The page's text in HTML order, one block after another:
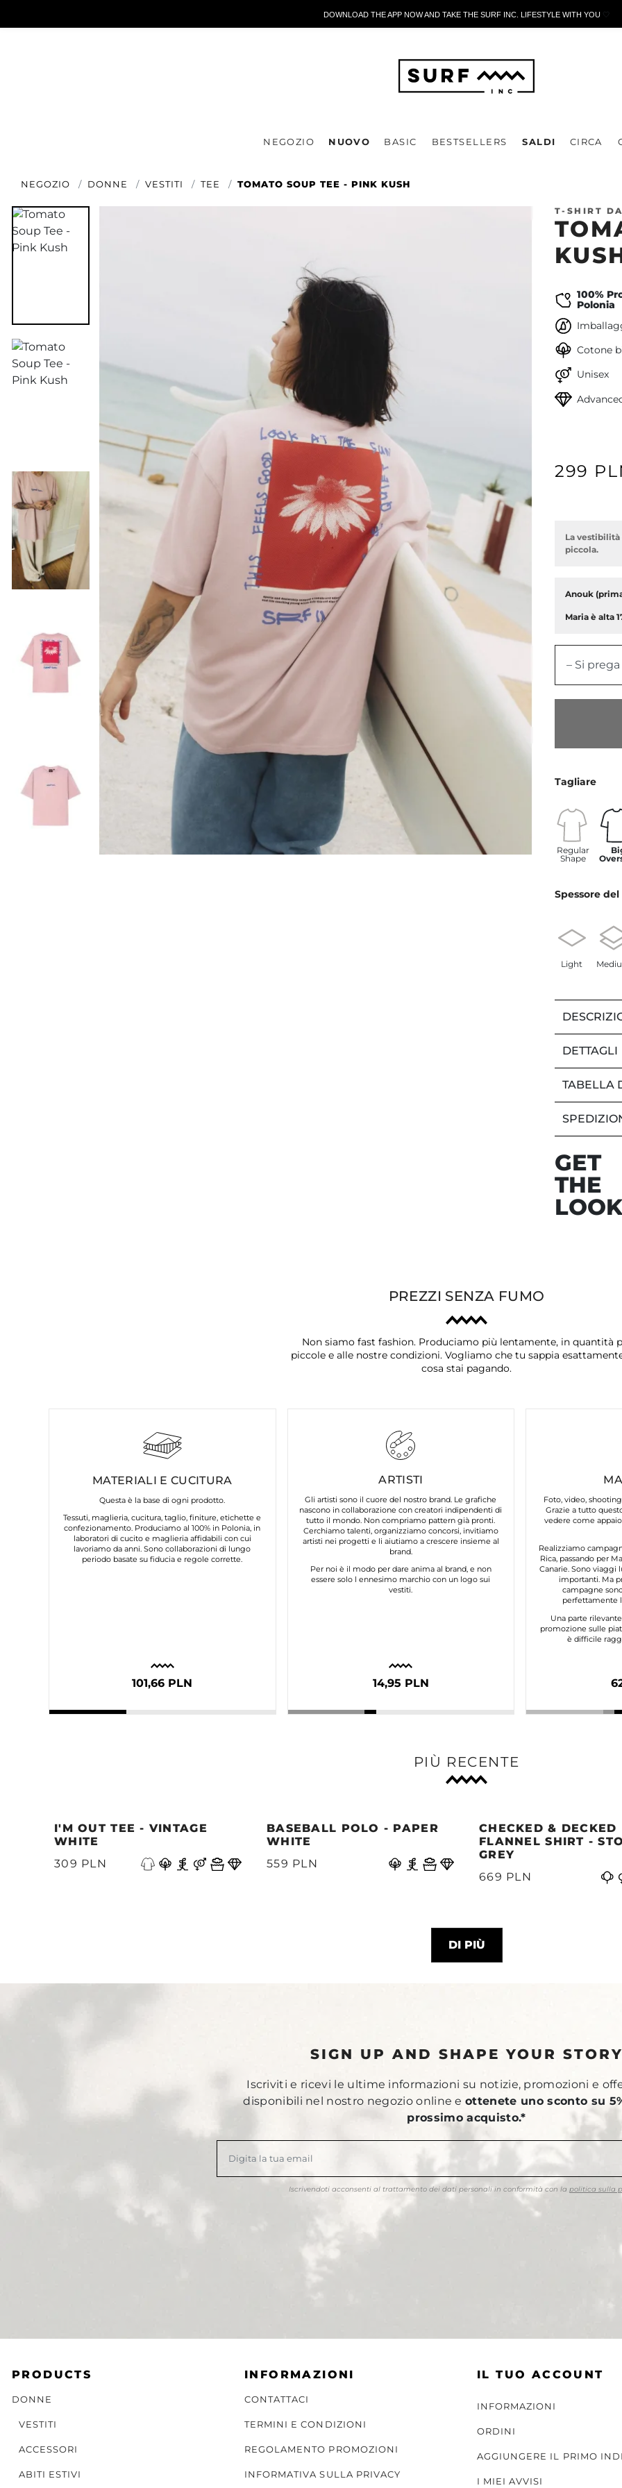
DOWNLOAD THE APP NOW AND TAKE THE SURF INC. LIFESTYLE WITH YOU🤍
NEGOZIO NUOVO BASIC BESTSELLERS SALDI CIRCA
NEGOZIO DONNE VESTITI TEE TOMATO SOUP TEE - PINK KUSH
T-SHIRT
100%
Polonia
Cotone
Unisex
299
La
piccola.
Anouk
Maria è alta
– Si
Tagliare
Regular
Shape
Spessore
Light
DETTAGLI
TABELLA
GET
THE
LOOK
PREZZI SENZA FUMO
Non siamo fast fashion. Produciamo più lentamente, in quantità
piccole e alle nostre condizioni. Vogliamo che tu sappia
cosa stai pagando.
MATERIALI E CUCITURA
Questa è la base di ogni prodotto.
Tessuti, maglieria, cucitura, taglio, finiture, etichette e
confezionamento. Produciamo al 100% in Polonia, in
laboratori di cucito e maglieria affidabili con cui
lavoriamo da anni. Sono collaborazioni di lungo
periodo basate su fiducia e regole corrette.
101,66 PLN
ARTISTI
Gli artisti sono il cuore del nostro brand. Le grafiche
nascono in collaborazione con creatori indipendenti di
tutto il mondo. Non compriamo pattern già pronti.
Cerchiamo talenti, organizziamo concorsi, invitiamo
artisti nei progetti e li aiutiamo a crescere insieme al
brand.
Per noi è il modo per dare anima al brand, e non
essere solo l ennesimo marchio con un logo sui
vestiti.
14,95 PLN
Foto, video,
Grazie a tutto
vedere come
Realizziamo
Rica, passando per
Canarie. Sono viaggi
importanti. Ma
campagne
perfettamente
Una parte
promozione sulle
è difficile
PIÙ RECENTE
I'M OUT TEE - VINTAGE
WHITE
309 PLN
BASEBALL POLO - PAPER
WHITE
559 PLN
CHECKED & DECKED
FLANNEL SHIRT -
GREY
669 PLN
Precedente
DI PIÙ
SIGN UP AND SHAPE YOUR STORY
Iscriviti e ricevi le ultime informazioni su notizie, promozioni e
disponibili nel nostro negozio online eottenete uno sconto su
prossimo acquisto.*
Iscrivendoti acconsenti al trattamento dei dati personali in conformità con la politica sulla
PRODUCTS
DONNE
VESTITI
ACCESSORI
ABITI ESTIVI
INFORMAZIONI
CONTATTACI
TERMINI E CONDIZIONI
REGOLAMENTO PROMOZIONI
INFORMATIVA SULLA PRIVACY
IL TUO ACCOUNT
INFORMAZIONI
ORDINI
AGGIUNGERE IL PRIMO
I MIEI AVVISI